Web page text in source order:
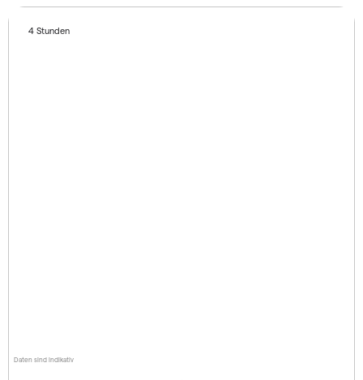
Daten sind indikativ
4 Stunden